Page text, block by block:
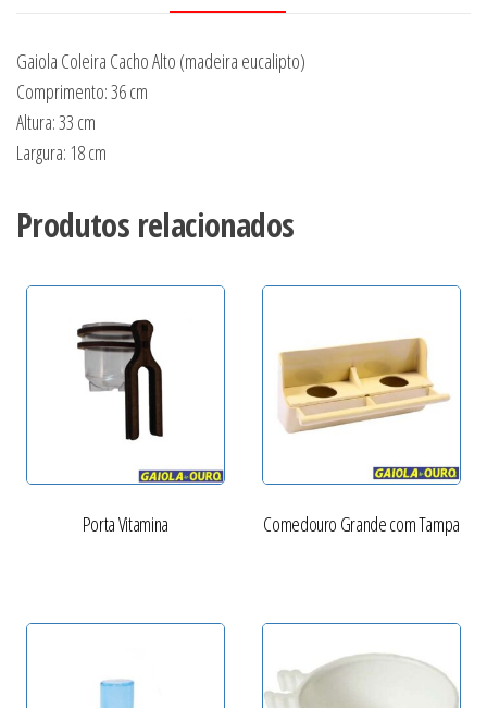
Gaiola Coleira Cacho Alto (madeira eucalipto)
Comprimento: 36 cm
Altura: 33 cm
Largura: 18 cm
Produtos relacionados
Porta Vitamina Comedouro Grande com Tampa